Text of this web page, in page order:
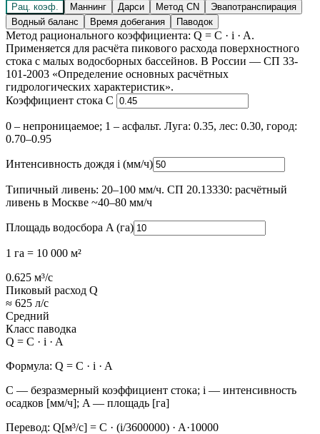
Рац. коэф. Маннинг Дарси Метод CN
Эвапотранспирация
Водный баланс
Время добегания Паводок
Метод рационального коэффициента: Q = C · i · A.
Применяется для расчёта пикового расхода поверхностного
стока с малых водосборных бассейнов. В России — СП 33-
101-2003 «Определение основных расчётных
гидрологических характеристик».
Коэффициент стока C
0 – непроницаемое; 1 – асфальт. Луга: 0.35, лес: 0.30, город:
0.70–0.95
Интенсивность дождя i (мм/ч)
Типичный ливень: 20–100 мм/ч. СП 20.13330: расчётный
ливень в Москве ~40–80 мм/ч
Площадь водосбора A (га)
1 га = 10 000 м²
0.625 м³/с
Пиковый расход Q
≈ 625 л/с
Средний
Класс паводка
Q = C · i · A
Формула: Q = C · i · A
C — безразмерный коэффициент стока; i — интенсивность
осадков [мм/ч]; A — площадь [га]
Перевод: Q[м³/с] = C · (i/3600000) · A·10000